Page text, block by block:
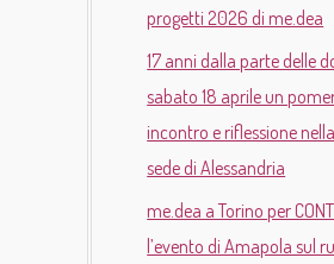
progetti 2026 di me.dea
17 anni dalla parte delle
sabato 18 aprile un
incontro e riflessione
sede di Alessandria
me.dea a Torino per
l’evento di Amapola sul